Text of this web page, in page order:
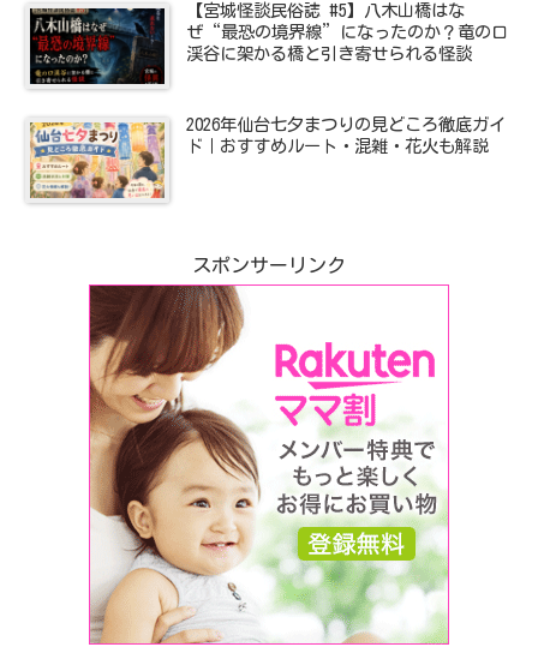
【宮城怪談民俗誌 #5】八木山橋はな
ぜ“最恐の境界線”になったのか？竜の口
渓谷に架かる橋と引き寄せられる怪談
2026年仙台七夕まつりの見どころ徹底ガイ
ド｜おすすめルート・混雑・花火も解説
スポンサーリンク